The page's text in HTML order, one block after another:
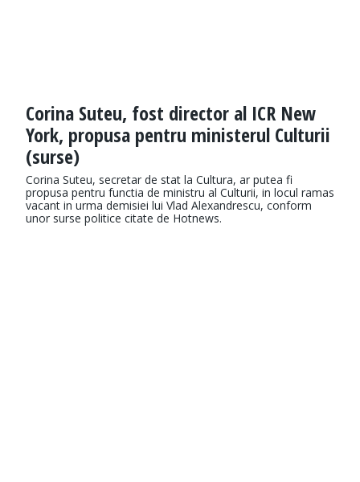
Corina Suteu, fost director al ICR New
York, propusa pentru ministerul Culturii
(surse)
Corina Suteu, secretar de stat la Cultura, ar putea fi
propusa pentru functia de ministru al Culturii, in locul ramas
vacant in urma demisiei lui Vlad Alexandrescu, conform
unor surse politice citate de Hotnews.